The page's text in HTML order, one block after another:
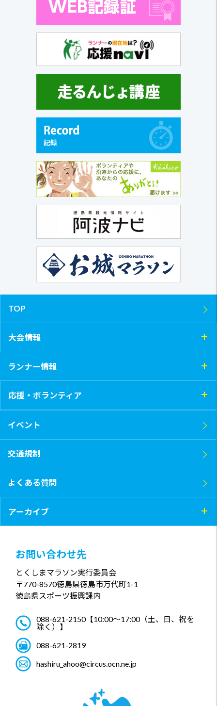
TOP
大会情報
ランナー情報
応援・ボランティア
イベント
交通規制
よくある質問
アーカイブ
お問い合わせ先
とくしまマラソン実行委員会
〒770-8570徳島県徳島市万代町1-1
徳島県スポーツ振興課内
088-621-2150【10:00～17:00（土、日、祝を
除く）】
088-621-2819
hashiru_ahoo@circus.ocn.ne.jp